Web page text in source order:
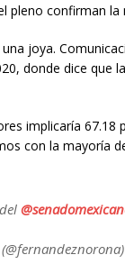
pleno confirman la
joya.
donde dice que
implicaría
con la mayoría